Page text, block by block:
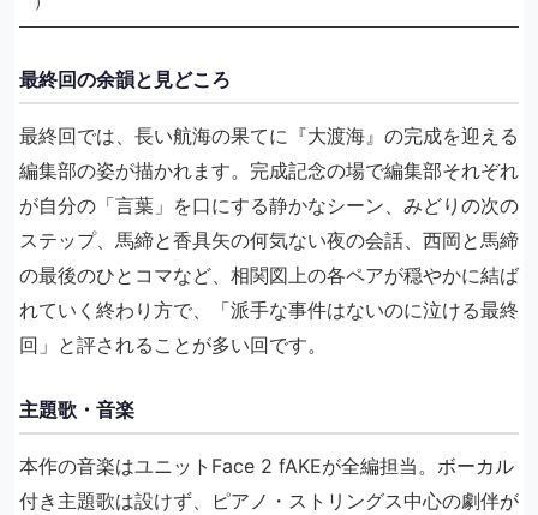
最終回の余韻と見どころ
最終回では、長い航海の果てに『大渡海』の完成を迎える
編集部の姿が描かれます。完成記念の場で編集部それぞれ
が自分の「言葉」を口にする静かなシーン、みどりの次の
ステップ、馬締と香具矢の何気ない夜の会話、西岡と馬締
の最後のひとコマなど、相関図上の各ペアが穏やかに結ば
れていく終わり方で、「派手な事件はないのに泣ける最終
回」と評されることが多い回です。
主題歌・音楽
本作の音楽はユニットFace 2 fAKEが全編担当。ボーカル
付き主題歌は設けず、ピアノ・ストリングス中心の劇伴が